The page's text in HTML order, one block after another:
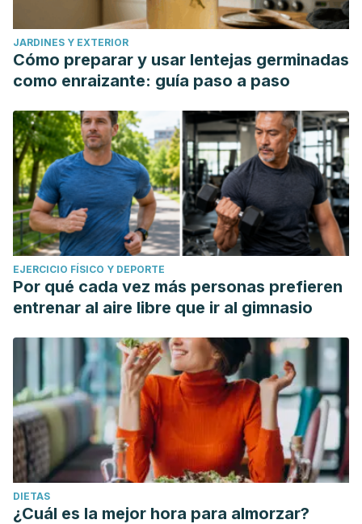
JARDINES Y EXTERIOR
Cómo preparar y usar lentejas germinadas
como enraizante: guía paso a paso
EJERCICIO FÍSICO Y DEPORTE
Por qué cada vez más personas prefieren
entrenar al aire libre que ir al gimnasio
DIETAS
¿Cuál es la mejor hora para almorzar?